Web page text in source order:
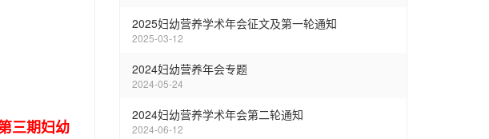
三期妇幼
2025妇幼营养学术年会征文及第一轮通知
2025-03-12
2024妇幼营养年会专题
2024-05-24
2024妇幼营养学术年会第二轮通知
2024-06-12